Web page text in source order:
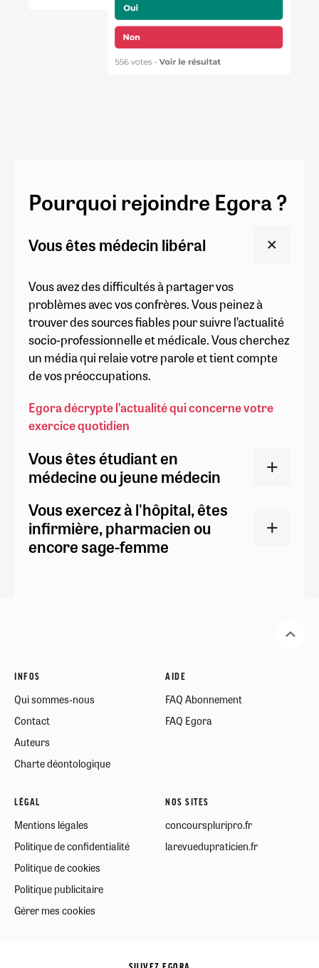
Pourquoi rejoindre Egora ?
Vous êtes médecin libéral
Vous avez des difficultés à partager vos
problèmes avec vos confrères. Vous peinez à
trouver des sources fiables pour suivre l’actualité
socio-professionnelle et médicale. Vous cherchez
un média qui relaie votre parole et tient compte
de vos préoccupations.
Egora décrypte l’actualité qui concerne votre
exercice quotidien
Vous êtes étudiant en
médecine ou jeune médecin
Vous exercez à l'hôpital, êtes
infirmière, pharmacien ou
encore sage-femme
INFOS
Qui sommes-nous
Contact
Auteurs
Charte déontologique
AIDE
FAQ Abonnement
FAQ Egora
LÉGAL
Mentions légales
Politique de confidentialité
Politique de cookies
Politique publicitaire
Gérer mes cookies
NOS SITES
concourspluripro.fr
larevuedupraticien.fr